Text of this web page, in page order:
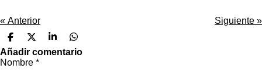
« Anterior Siguiente »
C
o
m
p
C
o
m
p
C
o
C
o
Añadir comentario
Nombre *